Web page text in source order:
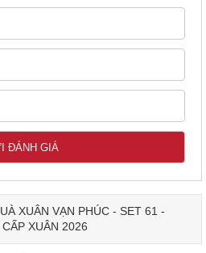
XUÂN VẠN PHÚC - SET 61 -
XUÂN 2026